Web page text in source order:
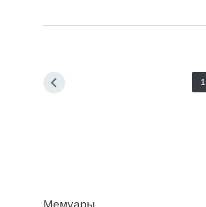
1
Мемуары